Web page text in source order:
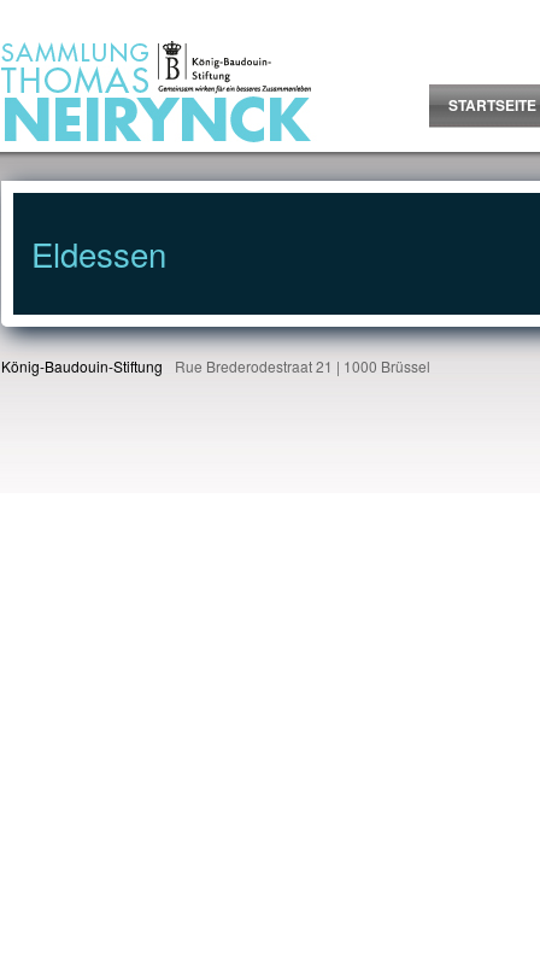
STARTSEITE
Eldessen
König-Baudouin-Stiftung Rue Brederodestraat 21 | 1000 Brüssel